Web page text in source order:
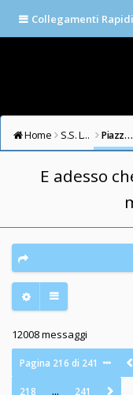
Collegamenti Rapidi
Home S.S. LAZIO FORUM Piazza della Libertà
E adesso
12008 messaggi
Pagina 216 di 241
218 … 241